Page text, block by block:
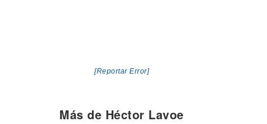
[Reportar Error]
Más de Héctor Lavoe